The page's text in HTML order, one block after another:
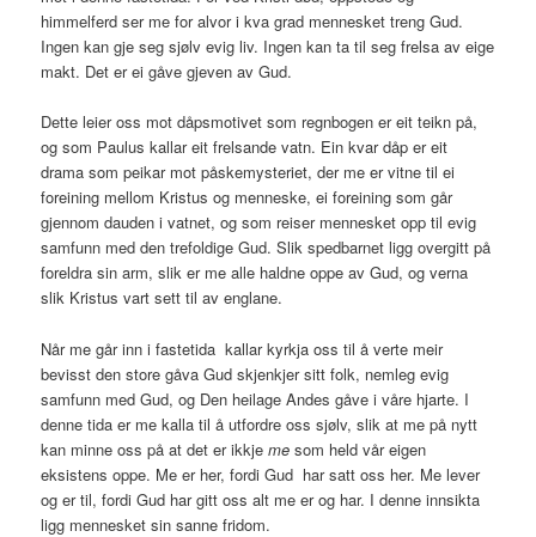
himmelferd ser me for alvor i kva grad mennesket treng Gud.
Ingen kan gje seg sjølv evig liv. Ingen kan ta til seg frelsa av eige
makt. Det er ei gåve gjeven av Gud.
Dette leier oss mot dåpsmotivet som regnbogen er eit teikn på,
og som Paulus kallar eit frelsande vatn. Ein kvar dåp er eit
drama som peikar mot påskemysteriet, der me er vitne til ei
foreining mellom Kristus og menneske, ei foreining som går
gjennom dauden i vatnet, og som reiser mennesket opp til evig
samfunn med den trefoldige Gud. Slik spedbarnet ligg overgitt på
foreldra sin arm, slik er me alle haldne oppe av Gud, og verna
slik Kristus vart sett til av englane.
Når me går inn i fastetida kallar kyrkja oss til å verte meir
bevisst den store gåva Gud skjenkjer sitt folk, nemleg evig
samfunn med Gud, og Den heilage Andes gåve i våre hjarte. I
denne tida er me kalla til å utfordre oss sjølv, slik at me på nytt
kan minne oss på at det er ikkjeme som held vår eigen
eksistens oppe. Me er her, fordi Gud har satt oss her. Me lever
og er til, fordi Gud har gitt oss alt me er og har. I denne innsikta
ligg mennesket sin sanne fridom.